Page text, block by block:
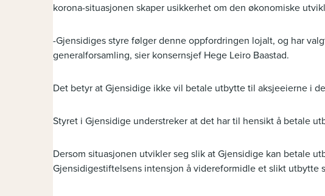
korona-situasjonen skaper usikkerhet om den økonomiske
-Gjensidiges styre følger denne oppfordringen lojalt, og har
generalforsamling, sier konsernsjef Hege Leiro Baastad.
Det betyr at Gjensidige ikke vil betale utbytte til aksjeeierne i
Styret i Gjensidige understreker at det har til hensikt å betale
Dersom situasjonen utvikler seg slik at Gjensidige kan betale
Gjensidigestiftelsens intensjon å videreformidle et slikt utbytte